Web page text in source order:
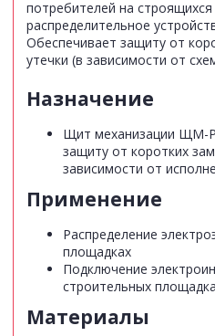
потребителей на
распределительное
Обеспечивает защиту от
утечки (в зависимости от
Назначение
Щит механизации ЩМ-
защиту от коротких
зависимости от
Применение
Распределение
площадках
Подключение
строительных
Материалы